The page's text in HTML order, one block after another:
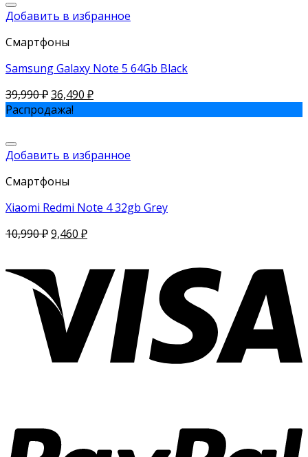
Добавить в избранное
Смартфоны
Samsung Galaxy Note 5 64Gb Black
39,990₽36,490 ₽
Распродажа!
Добавить в избранное
Смартфоны
Xiaomi Redmi Note 4 32gb Grey
10,990₽9,460 ₽